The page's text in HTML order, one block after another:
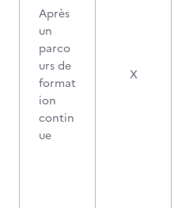
Après
un
parco
urs de
format
ion
contin
ue
X